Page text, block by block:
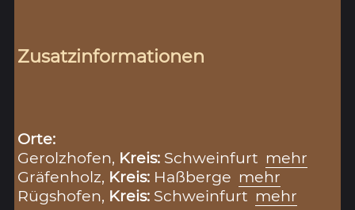
Zusatzinformationen
Orte:
Gerolzhofen, Kreis: Schweinfurt mehr
Gräfenholz, Kreis: Haßberge mehr
Rügshofen, Kreis: Schweinfurt mehr